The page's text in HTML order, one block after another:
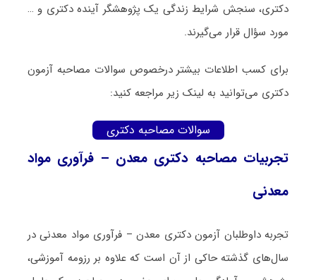
دکتری، سنجش شرایط زندگی یک پژوهشگر آینده دکتری و …
مورد سؤال قرار می‌گیرند.
برای کسب اطلاعات بیشتر درخصوص سوالات مصاحبه آزمون
دکتری می‌توانید به لینک زیر مراجعه کنید:
سوالات مصاحبه دکتری
تجربیات مصاحبه دکتری معدن – فرآوری مواد
معدنی
تجربه داوطلبان آزمون دکتری معدن – فرآوری مواد معدنی در
سال‌های گذشته حاکی از آن است که علاوه بر رزومه آموزشی،